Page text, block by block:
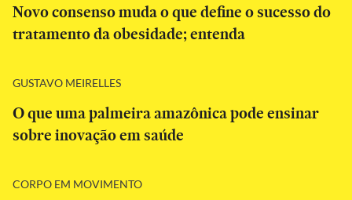
Novo consenso muda o que define o sucesso do
tratamento da obesidade; entenda
GUSTAVO MEIRELLES
O que uma palmeira amazônica pode ensinar
sobre inovação em saúde
CORPO EM MOVIMENTO